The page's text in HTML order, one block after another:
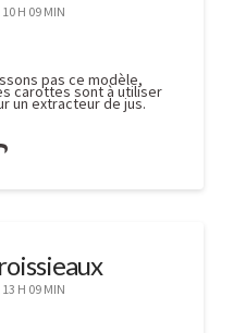
H 09 MIN
pas ce modèle,
carottes sont à utiliser
un extracteur de jus.
H 09 MIN